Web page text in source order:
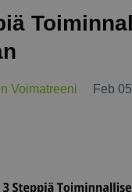
Voimatreeni Feb